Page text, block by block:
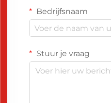
Bedrijfsnaam
Stuur je vraag